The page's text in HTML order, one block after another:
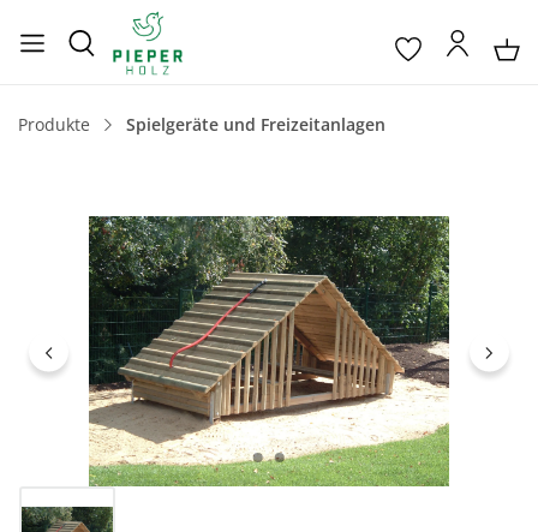
Produkte Spielgeräte und Freizeitanlagen
Bildergalerie überspringen